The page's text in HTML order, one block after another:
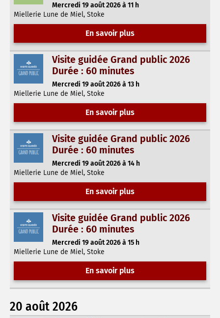
Mercredi 19 août 2026 à 11 h
Miellerie Lune de Miel, Stoke
En savoir plus
Visite guidée Grand public 2026
Durée : 60 minutes
Mercredi 19 août 2026 à 13 h
Miellerie Lune de Miel, Stoke
En savoir plus
Visite guidée Grand public 2026
Durée : 60 minutes
Mercredi 19 août 2026 à 14 h
Miellerie Lune de Miel, Stoke
En savoir plus
Visite guidée Grand public 2026
Durée : 60 minutes
Mercredi 19 août 2026 à 15 h
Miellerie Lune de Miel, Stoke
En savoir plus
20 août 2026